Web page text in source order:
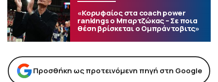
«Κορυφαίος στα coach power
rankings ο Μπαρτζώκας – Σε ποια
θέση βρίσκεται ο Ομπράντοβιτς»
Προσθήκη ως προτεινόμενη πηγή στη Google